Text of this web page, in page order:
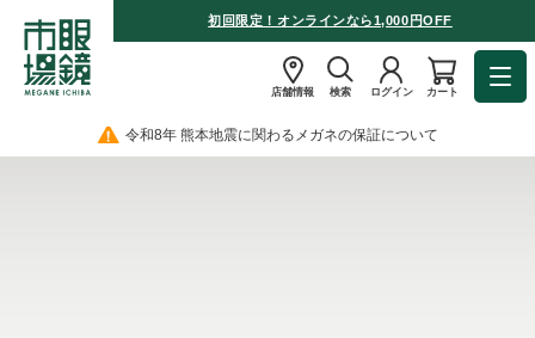
初回限定！オンラインなら1,000円OFF
店舗情報 検索 ログイン カート
令和8年 熊本地震に関わるメガネの保証について